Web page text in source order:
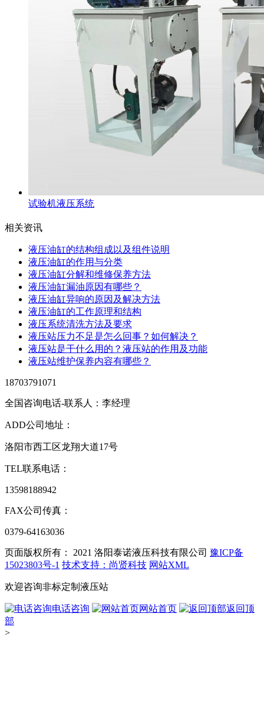
试验机液压系统
相关资讯
液压油缸的结构组成以及组件说明
液压油缸的作用与分类
液压油缸分解和维修保养方法
液压油缸漏油原因有哪些？
液压油缸异响的原因及解决方法
液压油缸的工作原理和结构
液压系统清洗方法及要求
液压站压力不足是怎么回事？如何解决？
液压站是干什么用的？液压站的作用及功能
液压站维护保养内容有哪些？
18703791071
全国咨询电话-联系人：李经理
ADD公司地址：
洛阳市西工区龙翔大道17号
TEL联系电话：
13598188942
FAX公司传真：
0379-64163036
页面版权所有： 2021 洛阳泰诺液压科技有限公司 豫ICP备
15023803号-1 技术支持：尚贤科技 网站XML
欢迎咨询非标定制液压站
电话咨询 网站首页
返回顶
部
>